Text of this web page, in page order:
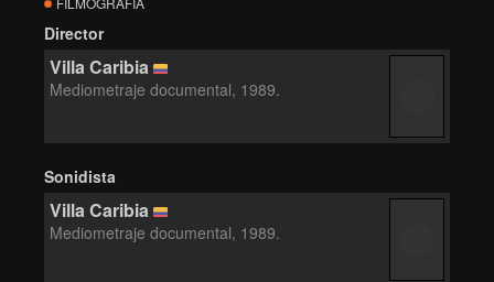
Director
Villa Caribia
Mediometraje documental, 1989.
Sonidista
Villa Caribia
Mediometraje documental, 1989.